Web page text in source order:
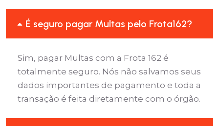
É seguro pagar Multas pelo Frota162?
Sim, pagar Multas com a Frota 162 é
totalmente seguro. Nós não salvamos seus
dados importantes de pagamento e toda a
transação é feita diretamente com o órgão.